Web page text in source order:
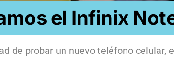
el Infinix
de probar un nuevo teléfono celular,